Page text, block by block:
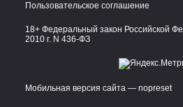
Пользовательское соглашение
18+ Федеральный закон Российской
2010 г. N 436-ФЗ
Мобильная версия сайта — nopreset